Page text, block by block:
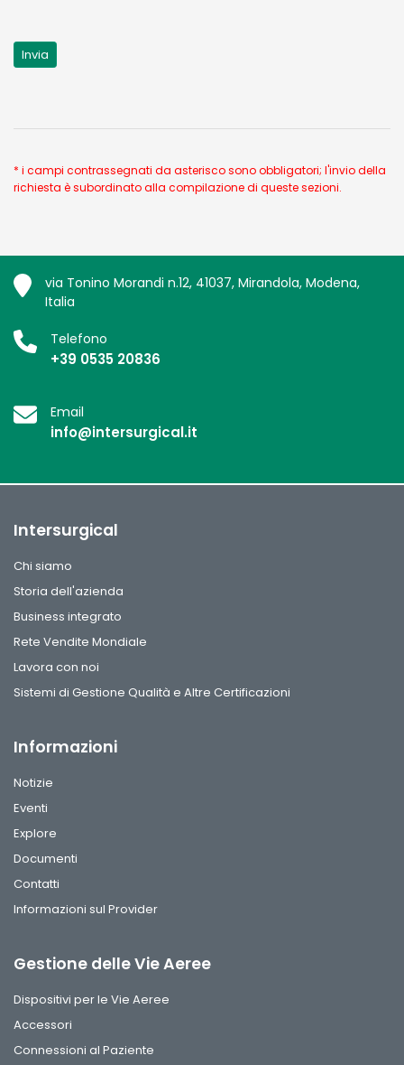
* i campi contrassegnati da asterisco sono obbligatori; l'invio della
richiesta è subordinato alla compilazione di queste sezioni.
via Tonino Morandi n.12, 41037, Mirandola, Modena,
Italia
Telefono
+39 0535 20836
Email
info@intersurgical.it
Intersurgical
Chi siamo
Storia dell'azienda
Business integrato
Rete Vendite Mondiale
Lavora con noi
Sistemi di Gestione Qualità e Altre Certificazioni
Informazioni
Notizie
Eventi
Explore
Documenti
Contatti
Informazioni sul Provider
Gestione delle Vie Aeree
Dispositivi per le Vie Aeree
Accessori
Connessioni al Paziente